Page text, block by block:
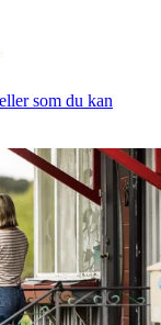
som du kan